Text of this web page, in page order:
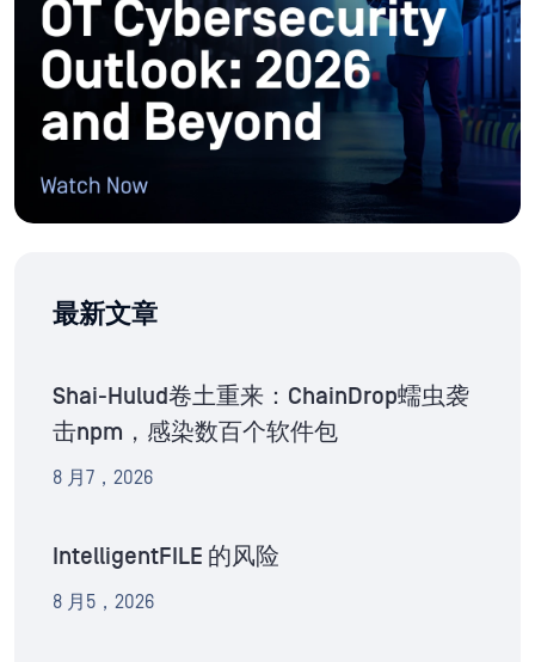
最新文章
Shai-Hulud卷土重来：ChainDrop蠕虫袭
击npm，感染数百个软件包
8 月7，2026
IntelligentFILE 的风险
8 月5，2026